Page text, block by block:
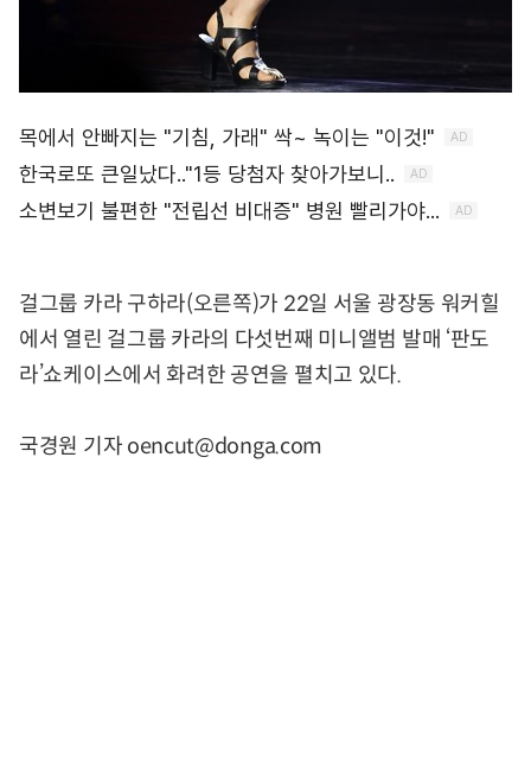
걸그룹 카라 구하라(오른쪽)가 22일 서울 광장동 워커힐
에서 열린 걸그룹 카라의 다섯번째 미니앨범 발매 ‘판도
라’쇼케이스에서 화려한 공연을 펼치고 있다.
국경원 기자 oencut@donga.com